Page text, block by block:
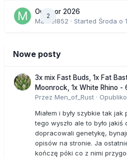
2
Outdoor 2026
Marcel852 · Started Środa o
Nowe posty
3x mix Fast Buds, 1x Fat
Moonrock, 1x White Rhino -
Przez Men_of_Rust ·
Miałem i były szybkie tak
tego wyszło ale to było
dopracowali genetykę,
opisów na stronie. Ja
kończę póki co z nimi